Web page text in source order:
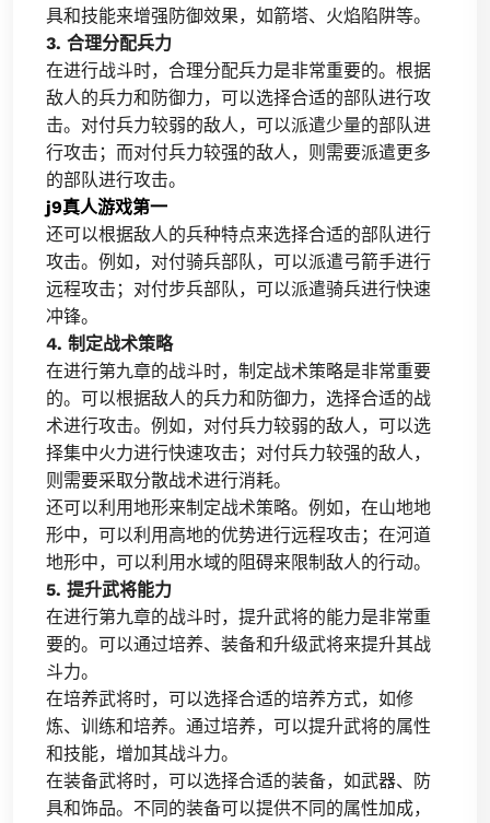
具和技能来增强防御效果，如箭塔、火焰陷阱等。
3. 合理分配兵力
在进行战斗时，合理分配兵力是非常重要的。根据
敌人的兵力和防御力，可以选择合适的部队进行攻
击。对付兵力较弱的敌人，可以派遣少量的部队进
行攻击；而对付兵力较强的敌人，则需要派遣更多
的部队进行攻击。
j9真人游戏第一
还可以根据敌人的兵种特点来选择合适的部队进行
攻击。例如，对付骑兵部队，可以派遣弓箭手进行
远程攻击；对付步兵部队，可以派遣骑兵进行快速
冲锋。
4. 制定战术策略
在进行第九章的战斗时，制定战术策略是非常重要
的。可以根据敌人的兵力和防御力，选择合适的战
术进行攻击。例如，对付兵力较弱的敌人，可以选
择集中火力进行快速攻击；对付兵力较强的敌人，
则需要采取分散战术进行消耗。
还可以利用地形来制定战术策略。例如，在山地地
形中，可以利用高地的优势进行远程攻击；在河道
地形中，可以利用水域的阻碍来限制敌人的行动。
5. 提升武将能力
在进行第九章的战斗时，提升武将的能力是非常重
要的。可以通过培养、装备和升级武将来提升其战
斗力。
在培养武将时，可以选择合适的培养方式，如修
炼、训练和培养。通过培养，可以提升武将的属性
和技能，增加其战斗力。
在装备武将时，可以选择合适的装备，如武器、防
具和饰品。不同的装备可以提供不同的属性加成，